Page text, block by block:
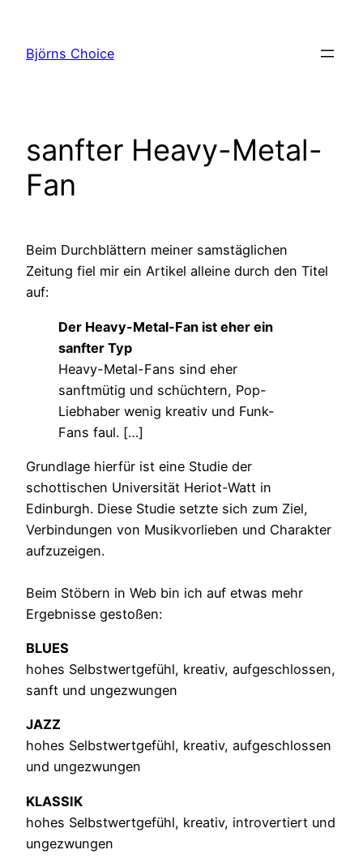
springen
Björns Choice
sanfter Heavy-Metal-
Fan
Beim Durchblättern meiner samstäglichen
Zeitung fiel mir ein Artikel alleine durch den Titel
auf:
Der Heavy-Metal-Fan ist eher ein
sanfter Typ
Heavy-Metal-Fans sind eher
sanftmütig und schüchtern, Pop-
Liebhaber wenig kreativ und Funk-
Fans faul. […]
Grundlage hierfür ist eine Studie der
schottischen Universität Heriot-Watt in
Edinburgh. Diese Studie setzte sich zum Ziel,
Verbindungen von Musikvorlieben und Charakter
aufzuzeigen.
Beim Stöbern in Web bin ich auf etwas mehr
Ergebnisse gestoßen:
BLUES
hohes Selbstwertgefühl, kreativ, aufgeschlossen,
sanft und ungezwungen
JAZZ
hohes Selbstwertgefühl, kreativ, aufgeschlossen
und ungezwungen
KLASSIK
hohes Selbstwertgefühl, kreativ, introvertiert und
ungezwungen